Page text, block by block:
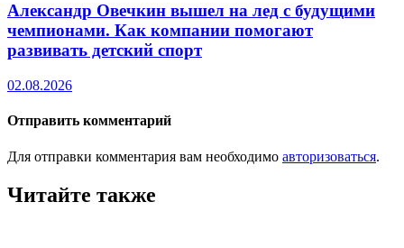
Александр Овечкин вышел на лед с будущими
чемпионами. Как компании помогают
развивать детский спорт
02.08.2026
Отправить комментарий
Для отправки комментария вам необходимо авторизоваться.
Читайте также